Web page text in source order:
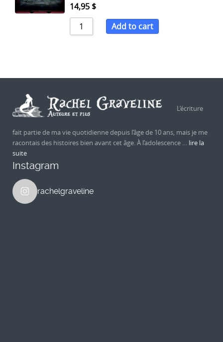
14,95 $
Add to cart
L’écriture
fait partie de ma vie quotidienne depuis l’âge de 10 ans, mais je me
racontais des histoires bien avant cet âge. À l’adolescence … lire la
suite
Instagram
rachelgraveline